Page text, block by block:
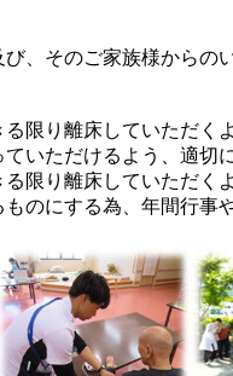
び、そのご家族様から
限り離床していただく
いただけるよう、適切
限り離床していただく
ものにする為、年間行事